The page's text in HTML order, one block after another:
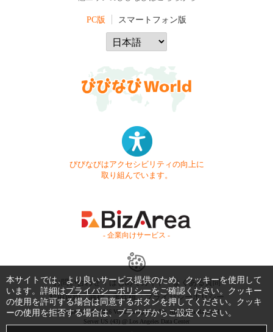
PC版 スマートフォン版
びびなびはアクセシビリティの向上に
取り組んでいます。
- 企業向けサービス -
お問い合わせ はじめてガイド
よくある質問
利用規約
商標・著作権 プライバシーポリシー
Copyright © 1999-2026 Vivid Navigation, Inc. All Rights Reserved.
Server US (43) @ Los Angeles Data Center
本サイトでは、より良いサービス提供のため、クッキーを使用して
います。詳細はプライバシーポリシーをご確認ください。クッキー
の使用を許可する場合は同意するボタンを押してください。クッキ
ーの使用を拒否する場合は、ブラウザからご設定ください。